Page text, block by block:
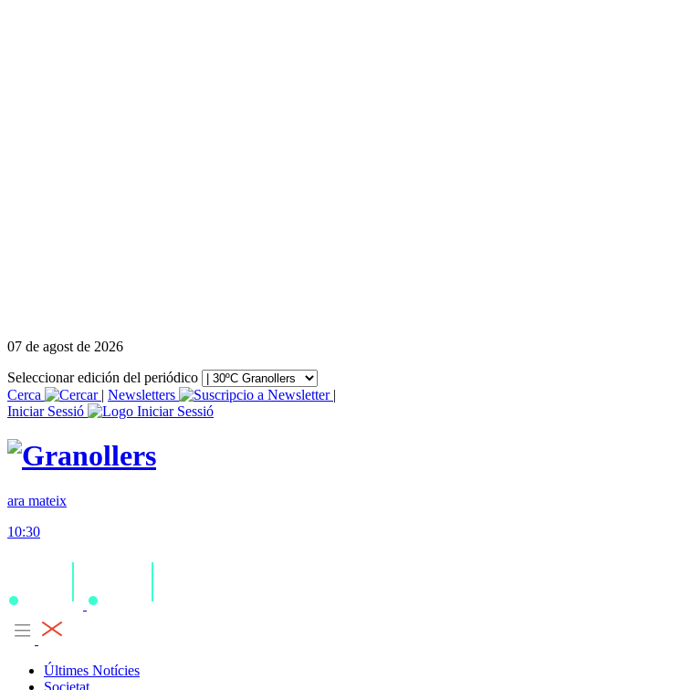
07 de agost de 2026
Seleccionar edición del periódico
Cerca
| Newsletters
|
Iniciar Sessió
ara mateix
10:30
Últimes Notícies
Societat